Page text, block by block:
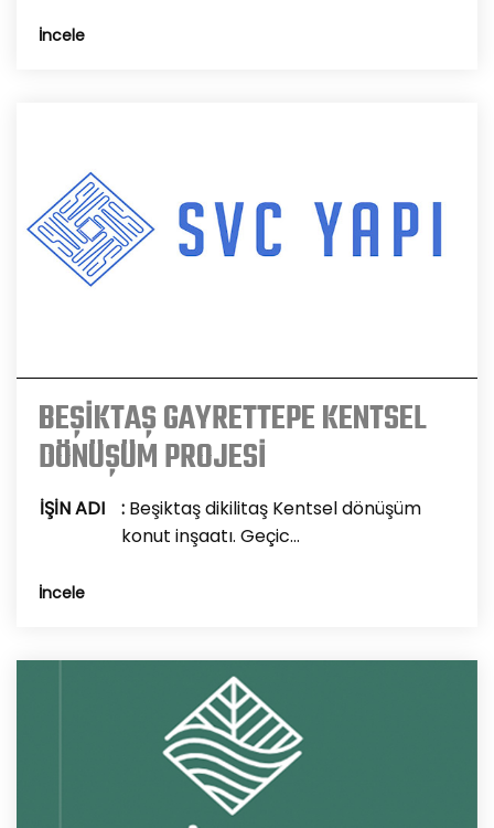
İncele
BEŞİKTAŞ GAYRETTEPE KENTSEL
DÖNÜŞÜM PROJESİ
İŞİN ADI : Beşiktaş dikilitaş Kentsel dönüşüm
konut inşaatı. Geçic...
İncele